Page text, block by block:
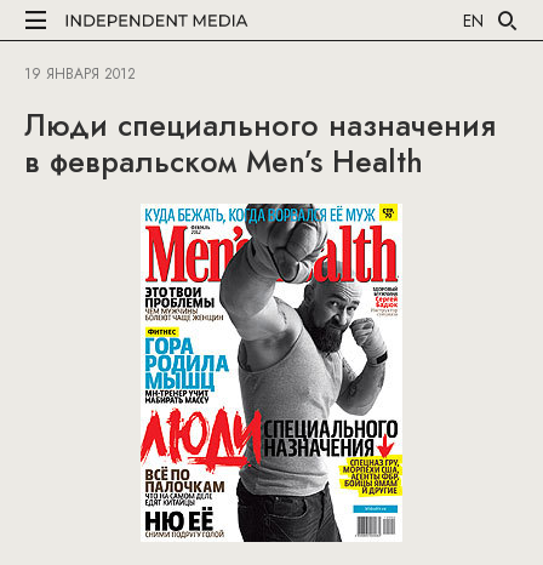
EN
19 ЯНВАРЯ 2012
Люди специального назначения
в февральском Men’s Health